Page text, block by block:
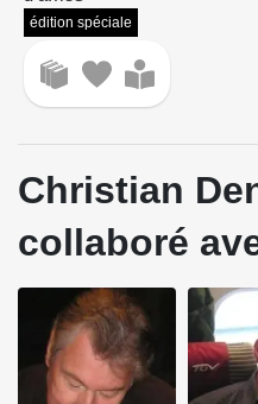
édition spéciale
Christian
collaboré